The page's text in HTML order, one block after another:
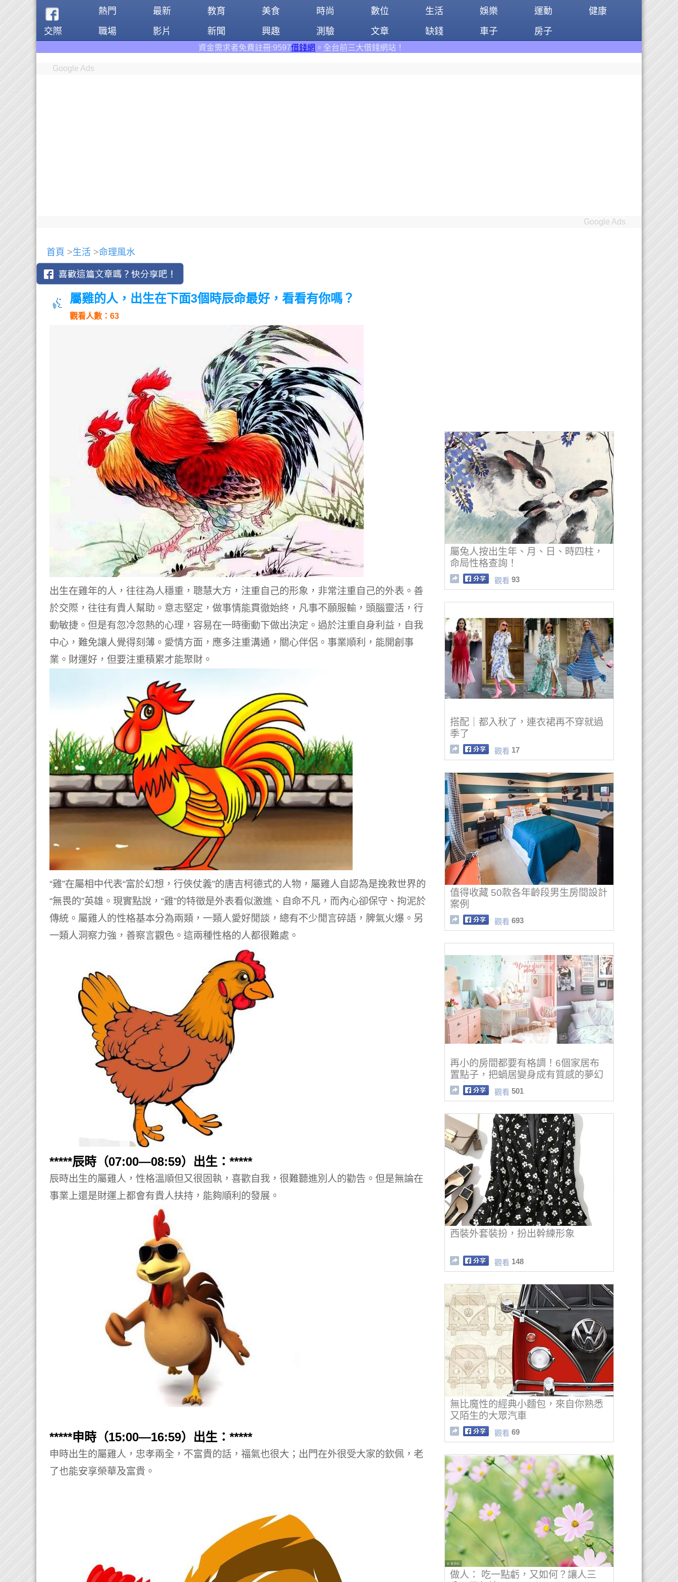
熱門 最新 教育 美食 時尚 數位 生活 娛樂 運動
健康
交際
職場 影片 新聞 興趣 測驗 文章 缺錢 車子 房子
資金需求者免費註冊:9597借錢網。全台前三大借錢網站！
Google Ads
Google Ads
首頁 >生活 >命理風水
屬雞的人，出生在下面3個時辰命最好，看看有你嗎？
觀看人數：63
出生在雞年的人，往往為人穩重，聰慧大方，注重自己的形象，非常注重自己的外表。 善
於交際，往往有貴人幫助。 意志堅定，做事情能貫徹始終，凡事不願服輸，頭腦靈活，行
動敏捷。 但是有忽冷忽熱的心理，容易在一時衝動下做出決定。 過於注重自身利益，自我
中心，難免讓人覺得刻薄。 愛情方面，應多注重溝通，關心伴侶。 事業順利，能開創事
業。財運好，但要注重積累才能聚財。
“雞”在屬相中代表“富於幻想，行俠仗義”的唐吉柯德式的人物，屬雞人自認為是挽救世界的
“無畏的”英雄。現實點說，“雞”的特徵是外表看似激進、自命不凡，而內心卻保守、拘泥於
傳統。屬雞人的性格基本分為兩類，一類人愛好閒談，總有不少閒言碎語，脾氣火爆。另
一類人洞察力強，善察言觀色。這兩種性格的人都很難處。
*****辰時（07:00—08:59）出生：*****
辰時出生的屬雞人，性格溫順但又很固執，喜歡自我，很難聽進別人的勸告。但是無論在
事業上還是財運上都會有貴人扶持，能夠順利的發展。
*****申時（15:00—16:59）出生：*****
申時出生的屬雞人，忠孝兩全，不富貴的話，福氣也很大；出門在外很受大家的欽佩，老
了也能安享榮華及富貴。
屬兔人按出生年、月、日、時四柱，
命局性格查詢！
觀看 93
搭配｜都入秋了，連衣裙再不穿就過
季了
觀看 17
值得收藏 50款各年齡段男生房間設計
案例
觀看 693
再小的房間都要有格調！6個家居布
置點子，把蝸居變身成有質感的夢幻
小空間！
觀看 501
西裝外套裝扮，扮出幹練形象
觀看 148
無比魔性的經典小麵包，來自你熟悉
又陌生的大眾汽車
觀看 69
做人： 吃一點虧，又如何？讓人三